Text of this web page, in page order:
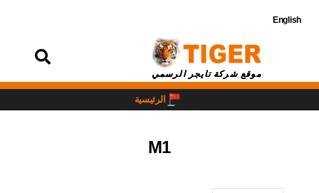
English
موقع شركة تايجر الرسمي
الرئيسية
M1